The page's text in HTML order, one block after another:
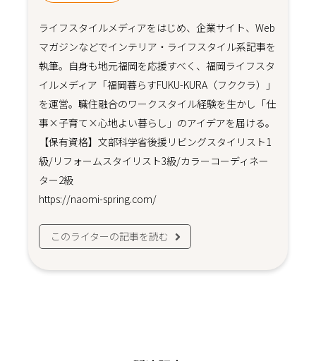
ライフスタイルメディアをはじめ、企業サイト、Web
マガジンなどでインテリア・ライフスタイル系記事を
執筆。自身も地元福岡を応援すべく、福岡ライフスタ
イルメディア「福岡暮らすFUKU-KURA（フククラ）」
を運営。職住融合のワークスタイル経験を生かし「仕
事×子育て×心地よい暮らし」のアイデアを届ける。
【保有資格】文部科学省後援リビングスタイリスト1
級/リフォームスタイリスト3級/カラーコーディネー
ター2級
https://naomi-spring.com/
このライターの記事を読む